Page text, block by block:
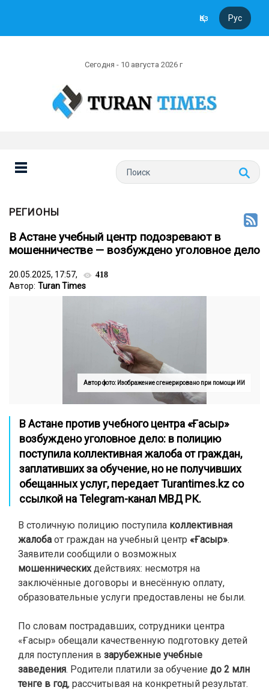
Қаз Рус
Сегодня - 10 августа 2026 г
РЕГИОНЫ
В Астане учебный центр подозревают в
мошенничестве — возбуждено уголовное дело
20.05.2025, 17:57, 418
Автор: Turan Times
Автор фото: Изображение сгенерировано при помощи ИИ
В Астане против учебного центра «Ғасыр»
возбуждено уголовное дело: в полицию
поступила коллективная жалоба от граждан,
заплативших за обучение, но не получивших
обещанных услуг,передает Turantimes.kz со
ссылкой наTelegram-канал МВД РК.
В столичную полицию поступила коллективная
жалоба от граждан на учебный центр «Ғасыр».
Заявители сообщили о возможных
мошенническихдействиях: несмотря на
заключённые договоры и внесённую оплату,
образовательные услуги предоставлены не были.
По словам пострадавших, сотрудники центра
«Ғасыр» обещали качественную подготовку детей
для поступления в зарубежные учебные
заведения. Родители платили за обучение до 2 млн
тенге в год, рассчитывая на конкретный результат.